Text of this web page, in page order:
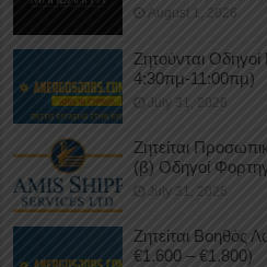
August 1, 2026
Ζητούνται
4:30πμ-11:00πμ)
July 31, 2026
Ζητείται
(β) Οδηγοί
July 31, 2026
Ζητείται Βοηθός
€1.600 – €1.800)